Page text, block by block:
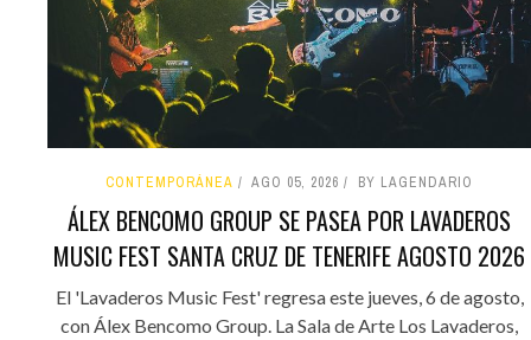
CONTEMPORÁNEA AGO 05, 2026 BY LAGENDARIO
ÁLEX BENCOMO GROUP SE PASEA POR LAVADEROS
MUSIC FEST SANTA CRUZ DE TENERIFE AGOSTO 2026
El 'Lavaderos Music Fest' regresa este jueves, 6 de agosto,
con Álex Bencomo Group. La Sala de Arte Los Lavaderos,